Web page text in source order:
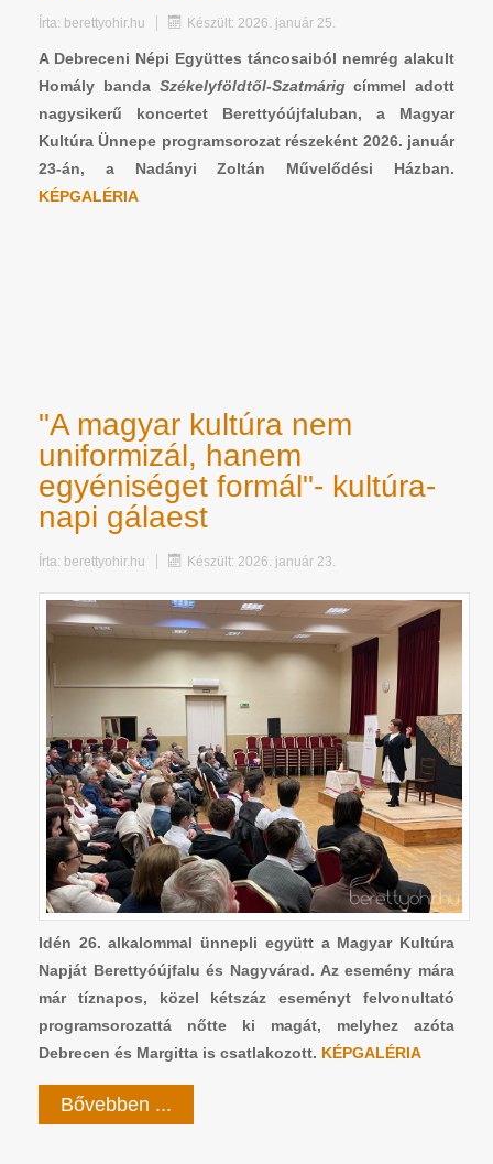
Írta: berettyohir.hu Készült: 2026. január 25.
A Debreceni Népi Együttes táncosaiból nemrég alakult
Homály banda Székelyföldtől-Szatmárigcímmel adott
nagysikerű koncertet Berettyóújfaluban, a Magyar
Kultúra Ünnepe programsorozat részeként 2026. január
23-án, a Nadányi Zoltán Művelődési Házban.
KÉPGALÉRIA
"A magyar kultúra nem
uniformizál, hanem
egyéniséget formál"- kultúra-
napi gálaest
Írta: berettyohir.hu Készült: 2026. január 23.
Idén 26. alkalommal ünnepli együtt a Magyar Kultúra
Napját Berettyóújfalu és Nagyvárad. Az esemény mára
már tíznapos, közel kétszáz eseményt felvonultató
programsorozattá nőtte ki magát, melyhez azóta
Debrecen és Margitta is csatlakozott. KÉPGALÉRIA
Bővebben ...